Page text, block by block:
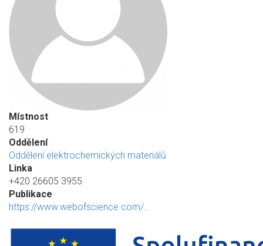
Místnost
619
Oddělení
Oddělení elektrochemických materiálů
Linka
+420 26605 3955
Publikace
https://www.webofscience.com/…